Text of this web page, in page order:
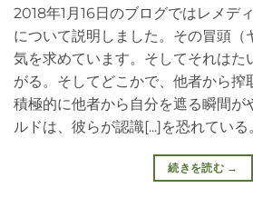
2018年1月16日のブログではレメデ
について説明しました。その冒頭（
気を求めています。そしてそれはた
がる。そしてどこかで、他者から搾
積極的に他者から自分を遮る瞬間が
ルドは、彼らが認識[...]を恐れている
続きを読む →